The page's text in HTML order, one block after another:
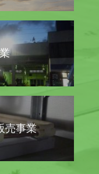
売事業